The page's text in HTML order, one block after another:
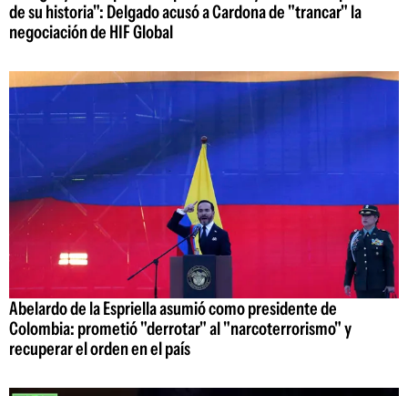
de su historia": Delgado acusó a Cardona de "trancar" la
negociación de HIF Global
Abelardo de la Espriella asumió como presidente de
Colombia: prometió "derrotar" al "narcoterrorismo" y
recuperar el orden en el país